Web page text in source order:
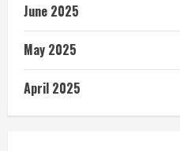
June 2025
May 2025
April 2025